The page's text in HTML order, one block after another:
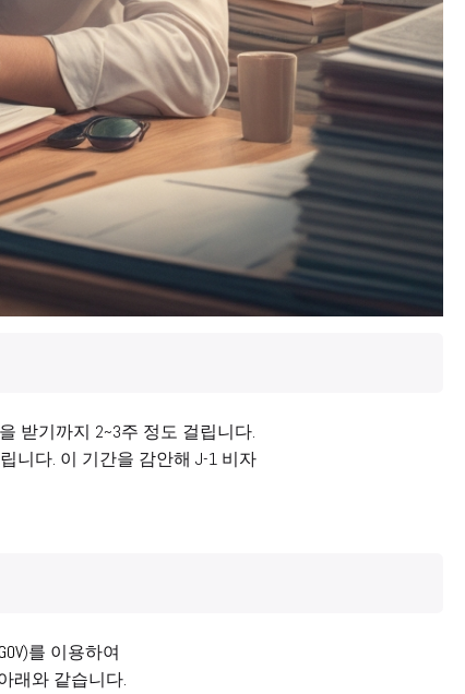
받기까지 2~3주 정도 걸립니다.
니다. 이 기간을 감안해 J-1 비자
)를 이용하여
래와 같습니다.